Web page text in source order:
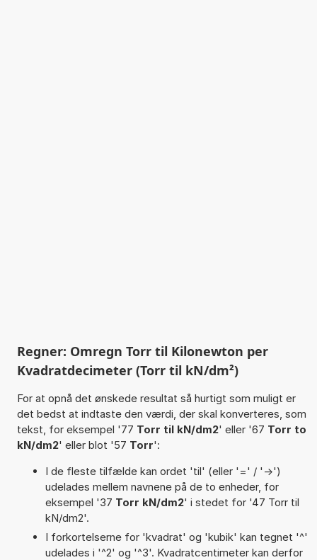
Regner: Omregn Torr til Kilonewton per
Kvadratdecimeter (Torr til kN/dm²)
For at opnå det ønskede resultat så hurtigt som muligt er
det bedst at indtaste den værdi, der skal konverteres, som
tekst, for eksempel '77 Torr til kN/dm2' eller '67 Torr to
kN/dm2' eller blot '57 Torr':
I de fleste tilfælde kan ordet 'til' (eller '=' / '->')
udelades mellem navnene på de to enheder, for
eksempel '37 Torr kN/dm2' i stedet for '47 Torr til
kN/dm2'.
I forkortelserne for 'kvadrat' og 'kubik' kan tegnet '^'
udelades i '^2' og '^3'. Kvadratcentimeter kan derfor